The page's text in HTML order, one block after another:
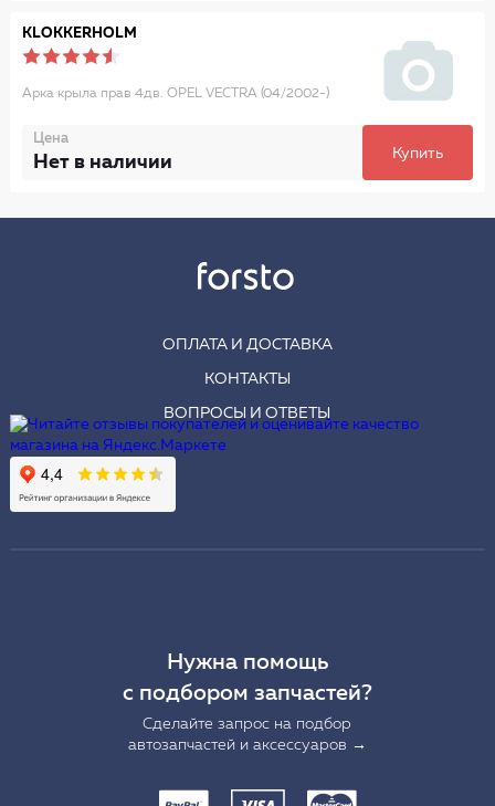
KLOKKERHOLM
Арка крыла прав 4дв. OPEL VECTRA (04/2002-)
Цена
Нет в наличии Купить
ОПЛАТА И ДОСТАВКА
КОНТАКТЫ
ВОПРОСЫ И ОТВЕТЫ
Нужна помощь
с подбором запчастей?
Сделайте запрос на подбор
автозапчастей и аксессуаров →